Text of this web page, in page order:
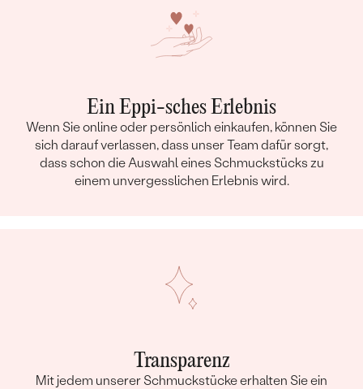
Ein Eppi-sches Erlebnis
Wenn Sie online oder persönlich einkaufen, können Sie
sich darauf verlassen, dass unser Team dafür sorgt,
dass schon die Auswahl eines Schmuckstücks zu
einem unvergesslichen Erlebnis wird.
Transparenz
Mit jedem unserer Schmuckstücke erhalten Sie ein